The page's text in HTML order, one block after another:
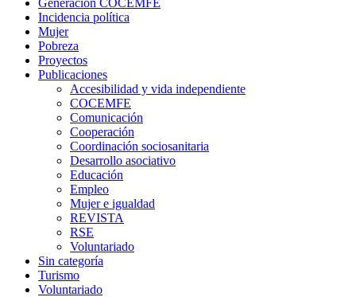
Generacion COCEMFE
Incidencia política
Mujer
Pobreza
Proyectos
Publicaciones
Accesibilidad y vida independiente
COCEMFE
Comunicación
Cooperación
Coordinación sociosanitaria
Desarrollo asociativo
Educación
Empleo
Mujer e igualdad
REVISTA
RSE
Voluntariado
Sin categoría
Turismo
Voluntariado